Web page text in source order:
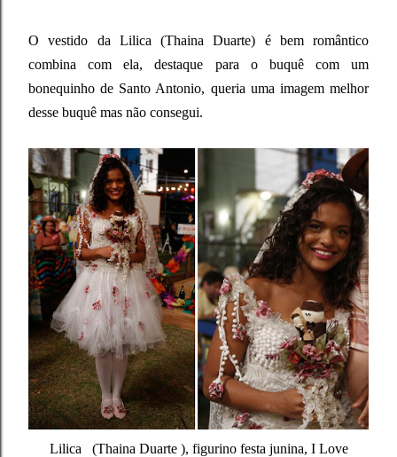
O vestido da Lilica (Thaina Duarte) é bem romântico
combina com ela, destaque para o buquê com um
bonequinho de Santo Antonio, queria uma imagem melhor
desse buquê mas não consegui.
Lilica (Thaina Duarte ), figurino festa junina, I Love